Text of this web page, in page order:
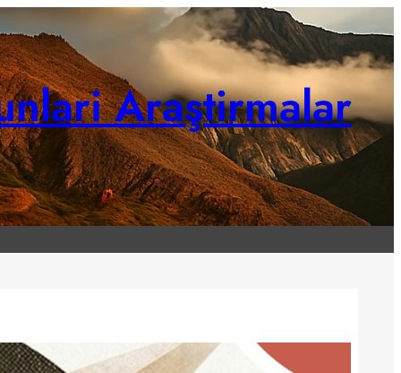
Araştirmalar
Hoş Geldiniz